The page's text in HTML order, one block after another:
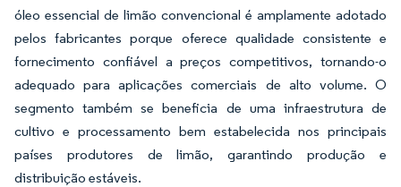
óleo essencial de limão convencional é amplamente adotado
pelos fabricantes porque oferece qualidade consistente e
fornecimento confiável a preços competitivos, tornando-o
adequado para aplicações comerciais de alto volume. O
segmento também se beneficia de uma infraestrutura de
cultivo e processamento bem estabelecida nos principais
países produtores de limão, garantindo produção e
distribuição estáveis.